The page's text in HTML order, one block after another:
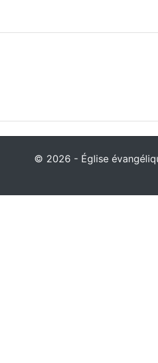
© 2026 - Église